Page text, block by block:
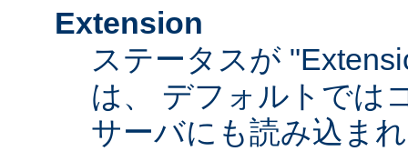
Extension
ステータスが
は、 デフォルトでは
サーバにも読み込ま